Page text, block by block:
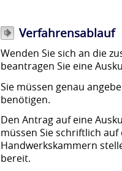
Verfahrensablauf
Wenden Sie sich an die
beantragen Sie eine
Sie müssen genau
benötigen.
Den Antrag auf eine
müssen Sie schriftlich
Handwerkskammern
bereit.